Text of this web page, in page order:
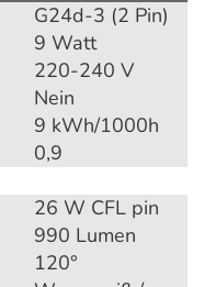
G24d-3 (2 Pin)
9 Watt
220-240 V
Nein
9 kWh/1000h
0,9
26 W CFL pin
990 Lumen
120°